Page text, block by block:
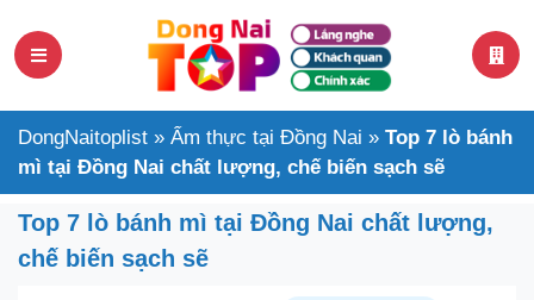
DongNaitoplist » Ẩm thực tại Đồng Nai » Top 7 lò bánh
mì tại Đồng Nai chất lượng, chế biến sạch sẽ
Top 7 lò bánh mì tại Đồng Nai chất lượng,
chế biến sạch sẽ